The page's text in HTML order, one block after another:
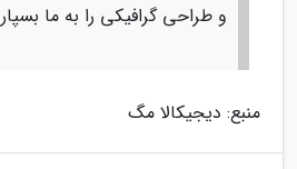
و طراحی گرافیکی را به ما
منبع: دیجیکالا مگ